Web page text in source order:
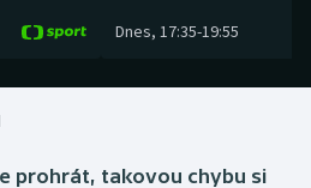
Dnes, 17:35-19:55
prohrát, takovou chybu si